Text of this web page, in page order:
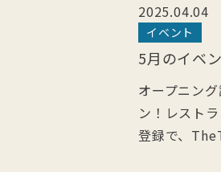
2025.04.04
イベント
5月のイベ
オープニン
ン！レスト
登録で、